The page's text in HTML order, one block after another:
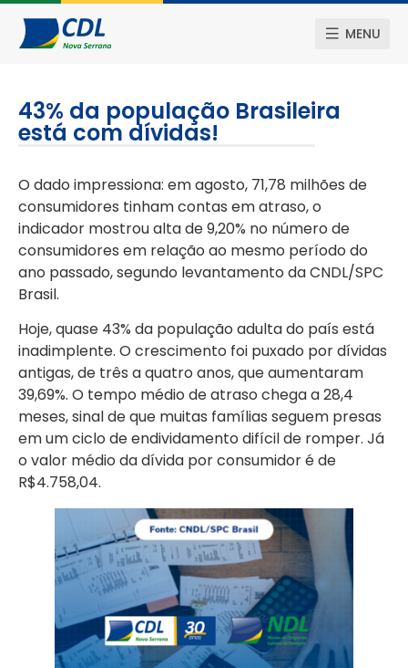
MENU
43% da população Brasileira
está com dívidas!
O dado impressiona: em agosto, 71,78 milhões de
consumidores tinham contas em atraso, o
indicador mostrou alta de 9,20% no número de
consumidores em relação ao mesmo período do
ano passado, segundo levantamento da CNDL/SPC
Brasil.
Hoje, quase 43% da população adulta do país está
inadimplente. O crescimento foi puxado por dívidas
antigas, de três a quatro anos, que aumentaram
39,69%. O tempo médio de atraso chega a 28,4
meses, sinal de que muitas famílias seguem presas
em um ciclo de endividamento difícil de romper. Já
o valor médio da dívida por consumidor é de
R$4.758,04.